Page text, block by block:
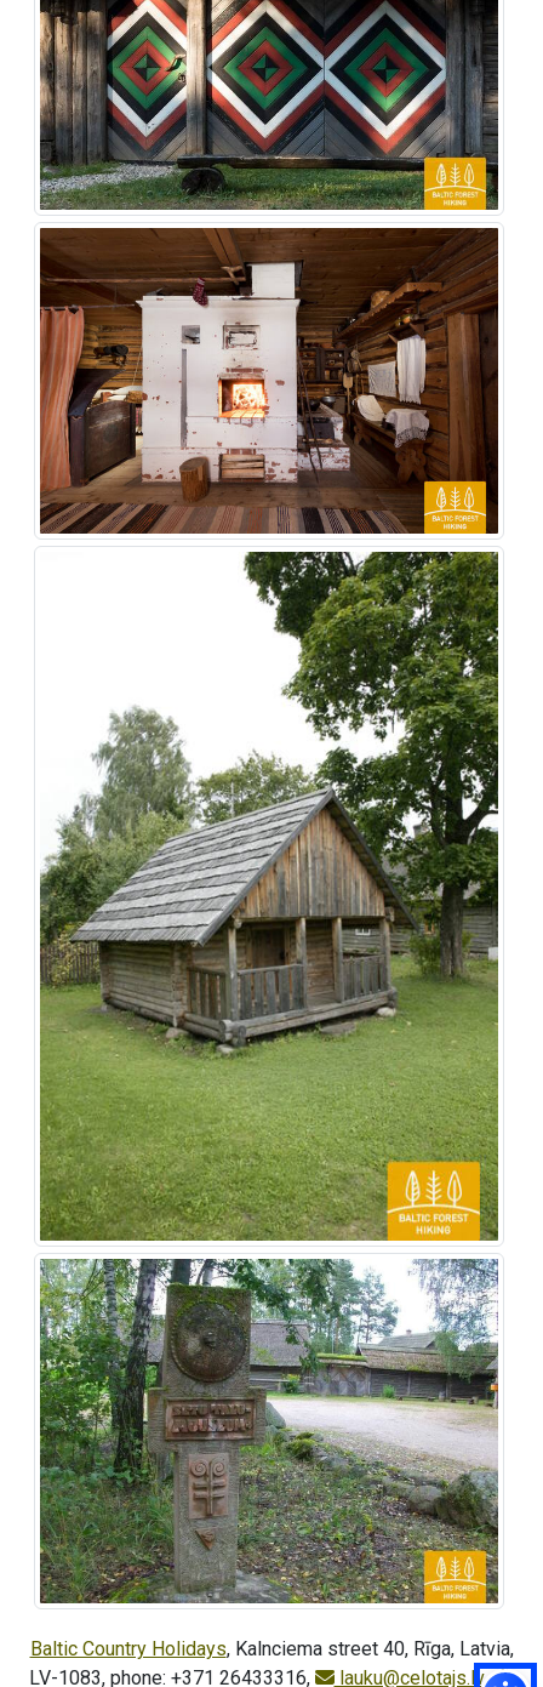
Baltic Country Holidays, Kalnciema street 40, Rīga, Latvia,
LV-1083, phone: +371 26433316,
lauku@celotajs.lv,